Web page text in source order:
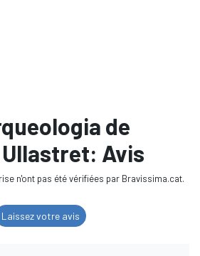
de
Avis
n'ont pas été vérifiées par Bravissima.cat.
Laissez votre avis